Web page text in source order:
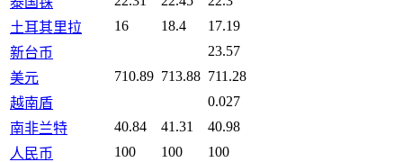
土耳其里拉
16 18.4
17.19
新台币
23.57
美元
710.89 713.88 711.28
越南盾
0.027
南非兰特
40.84 41.31
40.98
人民币
100 100 100